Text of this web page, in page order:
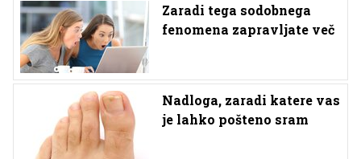
Zaradi tega sodobnega
fenomena zapravljate več
Nadloga, zaradi katere vas
je lahko pošteno sram